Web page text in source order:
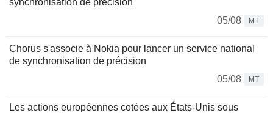
05/08
MT
Chorus s'associe à Nokia pour lancer un service national
de synchronisation de précision
05/08
MT
Les actions européennes cotées aux États-Unis sous